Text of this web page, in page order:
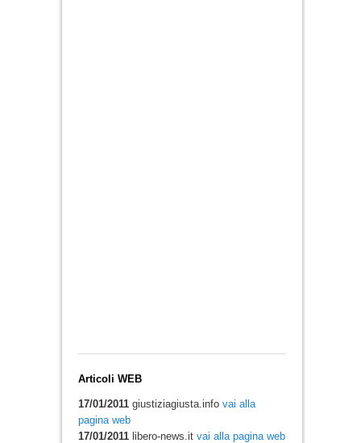
Articoli WEB
17/01/2011giustiziagiusta.info vai alla
pagina web
17/01/2011libero-news.it vai alla pagina web